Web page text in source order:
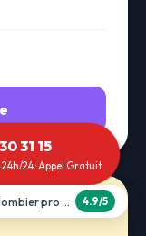
31 15
24 · Appel Gratuit
"Débouchage WC en 30 min" 5.0/5